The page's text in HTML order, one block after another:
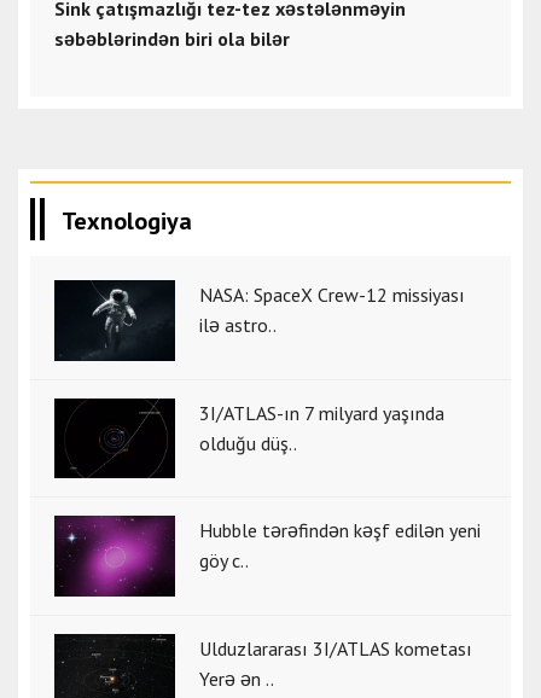
Sink çatışmazlığı tez-tez xəstələnməyin
səbəblərindən biri ola bilər
Texnologiya
NASA: SpaceX Crew-12 missiyası
ilə astro..
3I/ATLAS-ın 7 milyard yaşında
olduğu düş..
Hubble tərəfindən kəşf edilən yeni
göy c..
Ulduzlararası 3I/ATLAS kometası
Yerə ən ..